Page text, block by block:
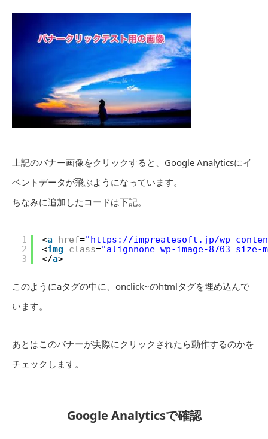
上記のバナー画像をクリックすると、Google Analyticsにイ
ベントデータが飛ぶようになっています。
ちなみに追加したコードは下記。
1
2
3
<a href="https://impreatesoft.jp/wp-content/
<img class="alignnone wp-image-8703 size-
</a>
このようにaタグの中に、onclick~のhtmlタグを埋め込んで
います。
あとはこのバナーが実際にクリックされたら動作するのかを
チェックします。
Google Analyticsで確認